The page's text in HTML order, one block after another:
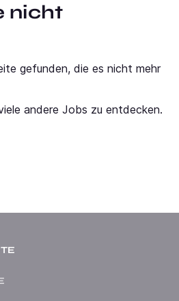
nicht
gefunden, die es nicht mehr
andere Jobs zu entdecken.